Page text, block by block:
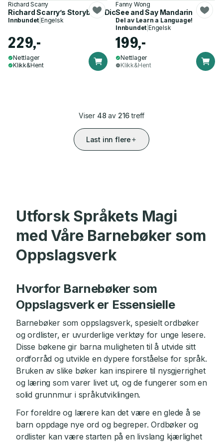
Richard Scarry
Richard Scarry’s Storybook Dictionary
Innbundet |Engelsk
229,-
Nettlager
Klikk&Hent
Fanny Wong
See and Say Mandarin
Del av Learn a Language!
Innbundet |Engelsk
199,-
Nettlager
Klikk&Hent
Viser 48 av 216treff
Last inn flere
Utforsk Språkets Magi
med Våre Barnebøker som
Oppslagsverk
Hvorfor Barnebøker som
Oppslagsverk er Essensielle
Barnebøker som oppslagsverk, spesielt ordbøker
og ordlister, er uvurderlige verktøy for unge lesere.
Disse bøkene gir barna muligheten til å utvide sitt
ordforråd og utvikle en dypere forståelse for språk.
Bruken av slike bøker kan inspirere til nysgjerrighet
og læring som varer livet ut, og de fungerer som en
solid grunnmur i språkutviklingen.
For foreldre og lærere kan det være en glede å se
barn oppdage nye ord og begreper. Ordbøker og
ordlister kan være starten på en livslang kjærlighet